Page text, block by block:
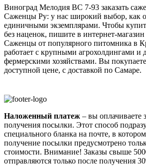
Виноград Мелодия ВС 7-93 заказать
Саженцы Ру: у нас широкий выбор, как
единичными экземплярами. Чтобы
без наценок, пишите в интернет-
Саженцы от популярного питомника в
работает с крупными агрохолдингами
фермерскими хозяйствами. Вы
доступной цене, с доставкой по Самаре.
Наложенный платеж – вы оплачиваете
получения посылки. Этот способ
специального бланка на почте, в
получение посылки предусмотрено
стоимости. Внимание! Заказы свыше
отправляются только после получения